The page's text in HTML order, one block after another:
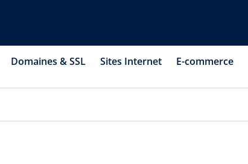
Domaines & SSL Sites Internet E-commerce